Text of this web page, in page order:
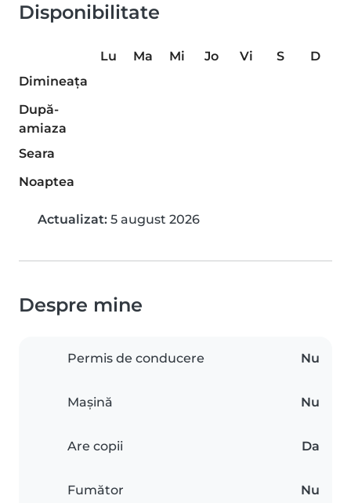
Disponibilitate
Lu Ma Mi Jo Vi S
D
Dimineaţa
După-
amiaza
Seara
Noaptea
Actualizat: 5 august 2026
Despre mine
Permis de conducere Nu
Mașină Nu
Are copii Da
Fumător Nu